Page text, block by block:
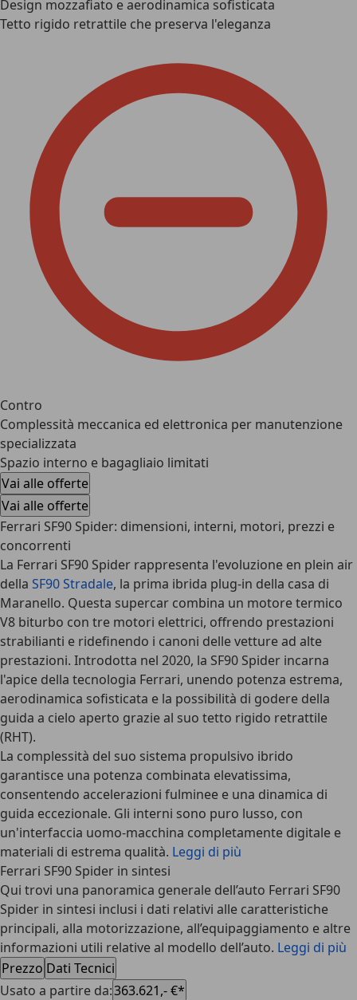
Design mozzafiato e aerodinamica sofisticata
Tetto rigido retrattile che preserva l'eleganza
Contro
Complessità meccanica ed elettronica per manutenzione
specializzata
Spazio interno e bagagliaio limitati
Vai alle offerte
Vai alle offerte
Ferrari SF90 Spider: dimensioni, interni, motori, prezzi e
concorrenti
La Ferrari SF90 Spider rappresenta l'evoluzione en plein air
della SF90 Stradale, la prima ibrida plug-in della casa di
Maranello. Questa supercar combina un motore termico
V8 biturbo con tre motori elettrici, offrendo prestazioni
strabilianti e ridefinendo i canoni delle vetture ad alte
prestazioni. Introdotta nel 2020, la SF90 Spider incarna
l'apice della tecnologia Ferrari, unendo potenza estrema,
aerodinamica sofisticata e la possibilità di godere della
guida a cielo aperto grazie al suo tetto rigido retrattile
(RHT).
La complessità del suo sistema propulsivo ibrido
garantisce una potenza combinata elevatissima,
consentendo accelerazioni fulminee e una dinamica di
guida eccezionale. Gli interni sono puro lusso, con
un'interfaccia uomo-macchina completamente digitale e
materiali di estrema qualità. Leggi di più
Ferrari SF90 Spider in sintesi
Qui trovi una panoramica generale dell’auto Ferrari SF90
Spider in sintesi inclusi i dati relativi alle caratteristiche
principali, alla motorizzazione, all’equipaggiamento e altre
informazioni utili relative al modello dell’auto. Leggi di più
Prezzo Dati Tecnici
Usato a partire da:363.621,- €*